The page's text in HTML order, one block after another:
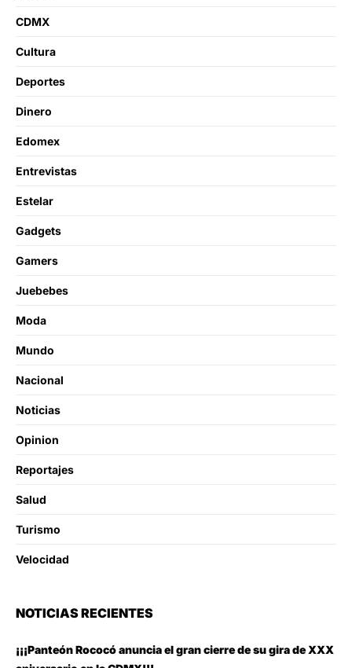
CDMX
Cultura
Deportes
Dinero
Edomex
Entrevistas
Estelar
Gadgets
Gamers
Juebebes
Moda
Mundo
Nacional
Noticias
Opinion
Reportajes
Salud
Turismo
Velocidad
NOTICIAS RECIENTES
¡¡¡Panteón Rococó anuncia el gran cierre de su gira de XXX